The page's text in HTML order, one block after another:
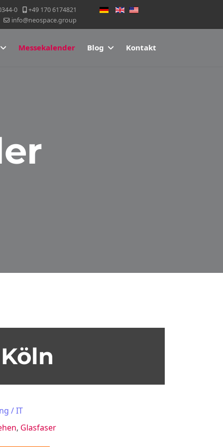
0
+49 170 6174821
info@neospace.group
Sprache auswählen
Messekalender Blog Kontakt
/ IT
, Glasfaser